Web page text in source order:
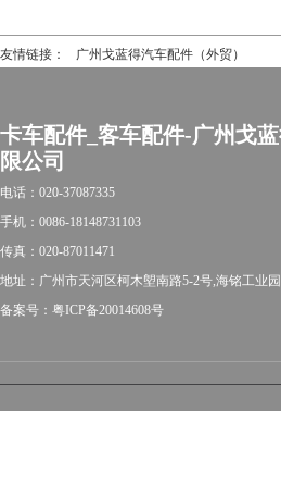
友情链接： 广州戈蓝得汽车配件（外贸）
卡车配件_客车配件-广州戈
限公司
电话：020-37087335
手机：0086-18148731103
传真：020-87011471
地址：广州市天河区柯木塱南路5-2号,海铭工业园
备案号：粤ICP备20014608号